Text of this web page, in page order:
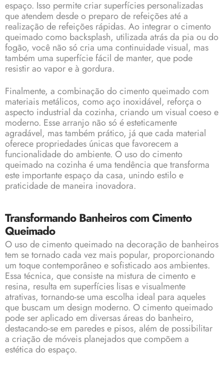
espaço. Isso permite criar superfícies personalizadas
que atendem desde o preparo de refeições até a
realização de refeições rápidas. Ao integrar o cimento
queimado como backsplash, utilizada atrás da pia ou do
fogão, você não só cria uma continuidade visual, mas
também uma superfície fácil de manter, que pode
resistir ao vapor e à gordura.
Finalmente, a combinação do cimento queimado com
materiais metálicos, como aço inoxidável, reforça o
aspecto industrial da cozinha, criando um visual coeso e
moderno. Esse arranjo não só é esteticamente
agradável, mas também prático, já que cada material
oferece propriedades únicas que favorecem a
funcionalidade do ambiente. O uso do cimento
queimado na cozinha é uma tendência que transforma
este importante espaço da casa, unindo estilo e
praticidade de maneira inovadora.
Transformando Banheiros com Cimento
Queimado
O uso de cimento queimado na decoração de banheiros
tem se tornado cada vez mais popular, proporcionando
um toque contemporâneo e sofisticado aos ambientes.
Essa técnica, que consiste na mistura de cimento e
resina, resulta em superfícies lisas e visualmente
atrativas, tornando-se uma escolha ideal para aqueles
que buscam um design moderno. O cimento queimado
pode ser aplicado em diversas áreas do banheiro,
destacando-se em paredes e pisos, além de possibilitar
a criação de móveis planejados que compõem a
estética do espaço.